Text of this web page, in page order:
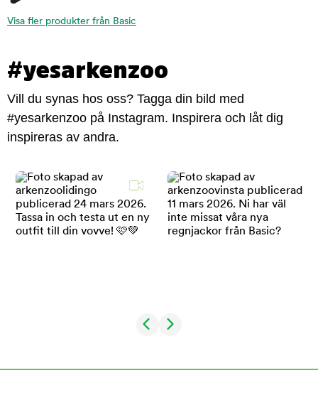
Visa fler produkter från Basic
#yesarkenzoo
Vill du synas hos oss? Tagga din bild med
#yesarkenzoo på Instagram. Inspirera och låt dig
inspireras av andra.